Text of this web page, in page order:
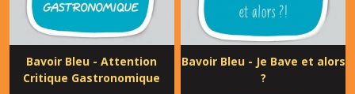
Bavoir Bleu - Attention
Critique Gastronomique
Bavoir Bleu - Je Bave et alors
?